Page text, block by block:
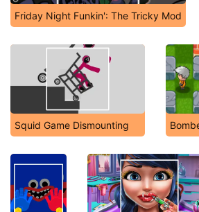
Friday Night Funkin': The Tricky Mod
Squid Game Dismounting